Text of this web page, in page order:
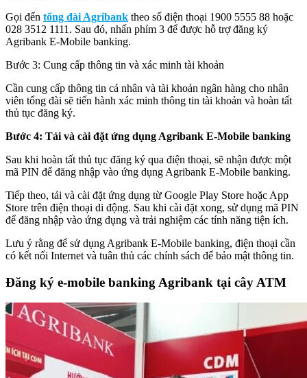
Gọi đến tổng đài Agribank theo số điện thoại 1900 5555 88 hoặc
028 3512 1111. Sau đó, nhấn phím 3 để được hỗ trợ đăng ký
Agribank E-Mobile banking.
Bước 3: Cung cấp thông tin và xác minh tài khoản
Cần cung cấp thông tin cá nhân và tài khoản ngân hàng cho nhân
viên tổng đài sẽ tiến hành xác minh thông tin tài khoản và hoàn tất
thủ tục đăng ký.
Bước 4: Tải và cài đặt ứng dụng Agribank E-Mobile banking
Sau khi hoàn tất thủ tục đăng ký qua điện thoại, sẽ nhận được một
mã PIN để đăng nhập vào ứng dụng Agribank E-Mobile banking.
Tiếp theo, tải và cài đặt ứng dụng từ Google Play Store hoặc App
Store trên điện thoại di động. Sau khi cài đặt xong, sử dụng mã PIN
để đăng nhập vào ứng dụng và trải nghiệm các tính năng tiện ích.
Lưu ý rằng để sử dụng Agribank E-Mobile banking, điện thoại cần
có kết nối Internet và tuân thủ các chính sách để bảo mật thông tin.
Đăng ký e-mobile banking Agribank tại cây ATM